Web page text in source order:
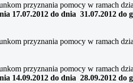
przyznania pomocy w ramach
17.07.2012 do dnia 31.07.2012 do
przyznania pomocy w ramach
przyznania pomocy w ramach
14.09.2012 do dnia 28.09.2012 do